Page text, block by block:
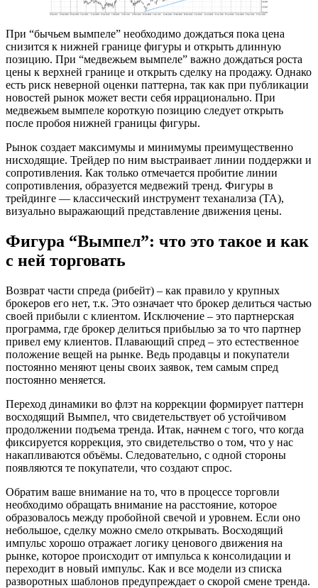
При “бычьем вымпеле” необходимо дождаться пока цена
снизится к нижней границе фигуры и открыть длинную
позицию. При “медвежьем вымпеле” важно дождаться роста
цены к верхней границе и открыть сделку на продажу. Однако
есть риск неверной оценки паттерна, так как при публикации
новостей рынок может вести себя иррационально. При
медвежьем вымпеле короткую позицию следует открыть
после пробоя нижней границы фигуры.
Рынок создает максимумы и минимумы преимущественно
нисходящие. Трейдер по ним выстраивает линии поддержки и
сопротивления. Как только отмечается пробитие линии
сопротивления, образуется медвежий тренд. Фигуры в
трейдинге — классический инструмент теханализа (ТА),
визуально выражающий представление движения цены.
Фигура “Вымпел”: что это такое и как
с ней торговать
Возврат части спреда (рибейт) – как правило у крупных
брокеров его нет, т.к. Это означает что брокер делиться частью
своей прибыли с клиентом. Исключение – это партнерская
программа, где брокер делиться прибылью за то что партнер
привел ему клиентов. Плавающий спред – это естественное
положение вещей на рынке. Ведь продавцы и покупатели
постоянно меняют цены своих заявок, тем самым спред
постоянно меняется.
Переход динамики во флэт на коррекции формирует паттерн
восходящий Вымпел, что свидетельствует об устойчивом
продолжении подъема тренда. Итак, начнем с того, что когда
фиксируется коррекция, это свидетельство о том, что у нас
накапливаются объёмы. Следовательно, с одной стороны
появляются те покупатели, что создают спрос.
Обратим ваше внимание на то, что в процессе торговли
необходимо обращать внимание на расстояние, которое
образовалось между пробойной свечой и уровнем. Если оно
небольшое, сделку можно смело открывать. Восходящий
импульс хорошо отражает логику ценового движения на
рынке, которое происходит от импульса к консолидации и
переходит в новый импульс. Как и все модели из списка
разворотных шаблонов предупреждает о скорой смене тренда.